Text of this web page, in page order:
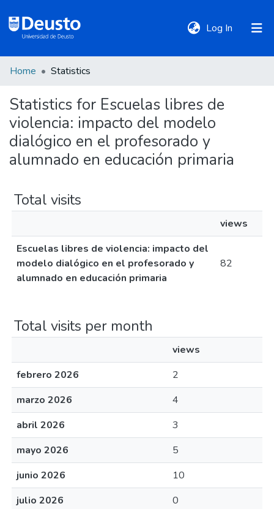
Log In (current)
Communities
&
Collections
Policies
Home Statistics
Statistics for Escuelas libres de
violencia: impacto del modelo
dialógico en el profesorado y
alumnado en educación primaria
Total visits
views
Escuelas libres de violencia: impacto del
modelo dialógico en el profesorado y
alumnado en educación primaria
82
Total visits per month
views
febrero 2026
2
marzo 2026
4
abril 2026
3
mayo 2026
5
junio 2026
10
julio 2026
0